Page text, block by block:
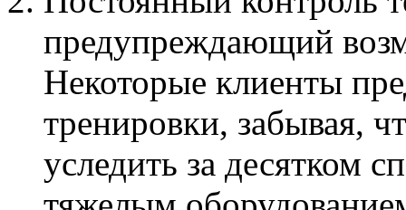
предупреждающий
Некоторые клиенты
тренировки, забывая,
уследить за десятком